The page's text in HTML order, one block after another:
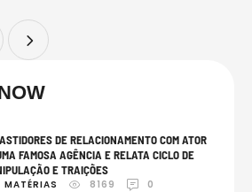
…
DE RELACIONAMENTO COM ATOR
FAMOSA AGÊNCIA E RELATA CICLO DE
E TRAIÇÕES
MATÉRIAS 8169 0